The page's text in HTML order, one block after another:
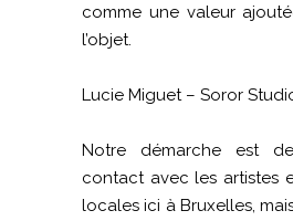
comme une valeur
l’objet.
Lucie Miguet – Soror
Notre démarche est
contact avec les artistes
locales ici à Bruxelles,